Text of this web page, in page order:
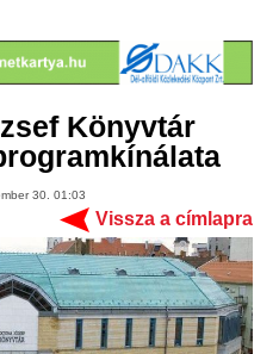
Könyvtár
30. 01:03
Vissza a címlapra